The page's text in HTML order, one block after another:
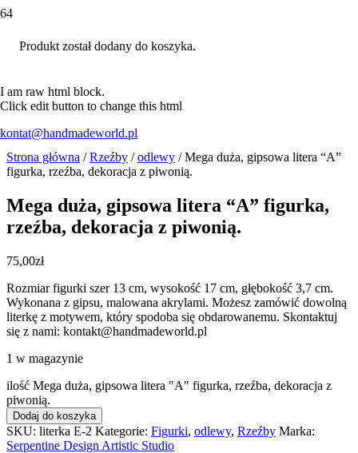
Produkt został dodany do koszyka.
I am raw html block.
Click edit button to change this html
kontat@handmadeworld.pl
Strona główna /Rzeźby /odlewy / Mega duża, gipsowa litera “A”
figurka, rzeźba, dekoracja z piwonią.
Mega duża, gipsowa litera “A” figurka,
rzeźba, dekoracja z piwonią.
75,00zł
Rozmiar figurki szer 13 cm, wysokość 17 cm, głębokość 3,7 cm.
Wykonana z gipsu, malowana akrylami. Możesz zamówić dowolną
literkę z motywem, który spodoba się obdarowanemu. Skontaktuj
się z nami: kontakt@handmadeworld.pl
1 w magazynie
ilość Mega duża, gipsowa litera "A" figurka, rzeźba, dekoracja z
piwonią.
Dodaj do koszyka
SKU: literka E-2 Kategorie: Figurki, odlewy, Rzeźby Marka:
Serpentine Design Artistic Studio